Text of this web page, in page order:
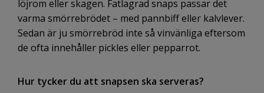
löjrom eller skagen. Fatlagrad snaps passar det
varma smörrebrödet – med pannbiff eller kalvlever.
Sedan är ju smörrebröd inte så vinvänliga eftersom
de ofta innehåller pickles eller pepparrot.
Hur tycker du att snapsen ska serveras?